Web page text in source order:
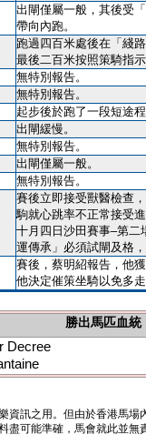
出閘僅屬一般，其後受
帶向內跑。
跑過四百米處後在「綫
最後二百米按照策騎指
無特別報告。
無特別報告。
起步後於跑了一段短途
出閘緩慢。
無特別報告。
出閘僅屬一般。
無特別報告。
賽後立即接受獸醫檢查
駒就心跳率不正常接受
十月四日沙田賽事–第二
運傳承」必須試閘及格
賽後，蔡明紹報告，他
他決定催策坐騎以免多
勝出馬匹血統
Decree
資訊之用。但由於香港馬
盡可能準確，馬會就此並